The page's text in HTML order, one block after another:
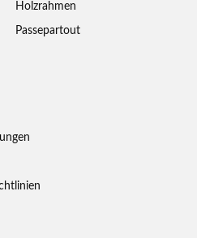
Holzrahmen
Passepartout